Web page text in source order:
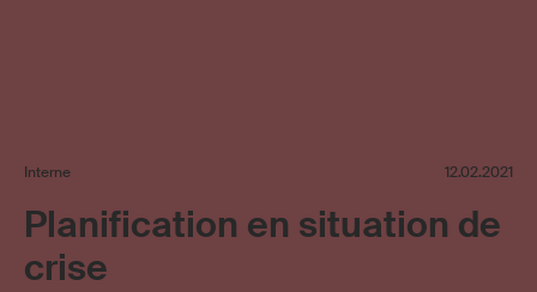
Interne 12.02.2021
Planification en situation de
crise